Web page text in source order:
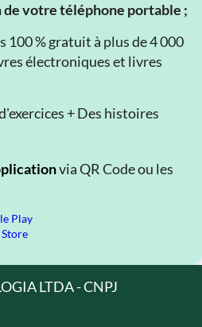
de votre téléphone portable ;
100 % gratuit à plus de 4 000
électroniques et livres
+ Des histoires
via QR Code ou les
LTDA - CNPJ